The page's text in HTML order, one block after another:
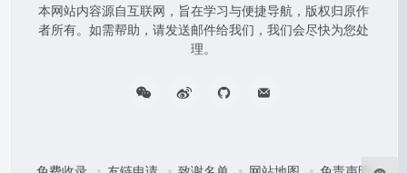
本网站内容源自互联网，旨在学习与便捷导航，版权归原作
者所有。如需帮助，请发送邮件给我们，我们会尽快为您处
理。